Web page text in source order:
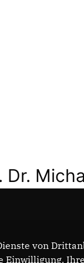
Dr.
von
Einwilligung.